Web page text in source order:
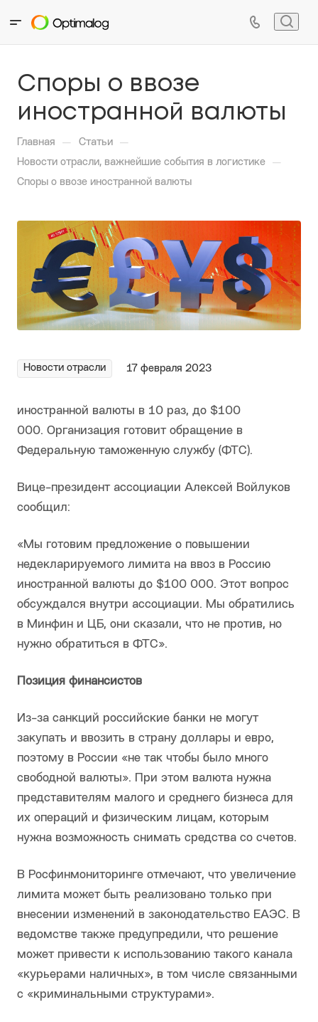
Споры о ввозе
иностранной валюты
Главная — Статьи —
Новости отрасли, важнейшие события в логистике —
Споры о ввозе иностранной валюты
Новости отрасли 17 февраля 2023
иностранной валюты в 10 раз, до $100
000. Организация готовит обращение в
Федеральную таможенную службу (ФТС).
Вице-президент ассоциации Алексей Войлуков
сообщил:
«Мы готовим предложение о повышении
недекларируемого лимита на ввоз в Россию
иностранной валюты до $100 000. Этот вопрос
обсуждался внутри ассоциации. Мы обратились
в Минфин и ЦБ, они сказали, что не против, но
нужно обратиться в ФТС».
Позиция финансистов
Из-за санкций российские банки не могут
закупать и ввозить в страну доллары и евро,
поэтому в России «не так чтобы было много
свободной валюты». При этом валюта нужна
представителям малого и среднего бизнеса для
их операций и физическим лицам, которым
нужна возможность снимать средства со счетов.
В Росфинмониторинге отмечают, что увеличение
лимита может быть реализовано только при
внесении изменений в законодательство ЕАЭС. В
ведомстве также предупредили, что решение
может привести к использованию такого канала
«курьерами наличных», в том числе связанными
с «криминальными структурами».